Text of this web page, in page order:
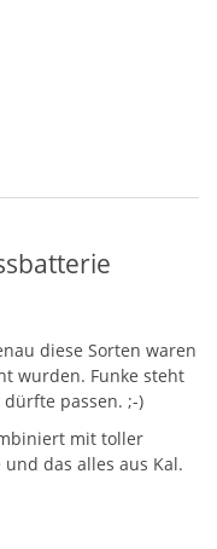
diese Sorten waren
wurden. Funke steht
passen. ;-)
mit toller
das alles aus Kal.